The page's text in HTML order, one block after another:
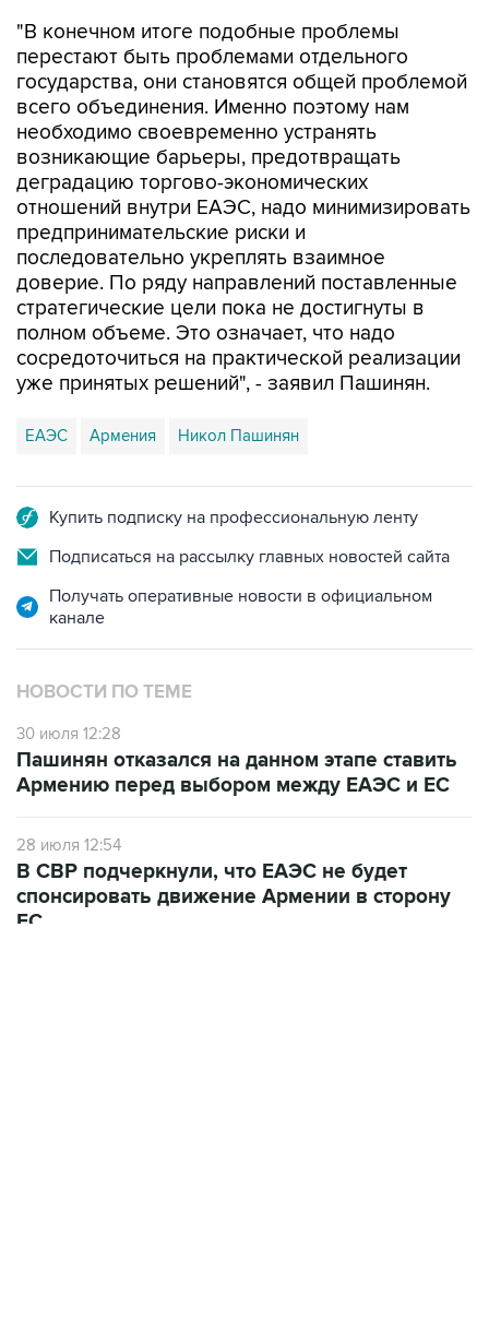
государства, они становятся общей проблемой
всего объединения. Именно поэтому нам
необходимо своевременно устранять
возникающие барьеры, предотвращать
деградацию торгово-экономических
отношений внутри ЕАЭС, надо минимизировать
предпринимательские риски и
последовательно укреплять взаимное
доверие. По ряду направлений поставленные
стратегические цели пока не достигнуты в
полном объеме. Это означает, что надо
сосредоточиться на практической реализации
уже принятых решений", - заявил Пашинян.
ЕАЭС Армения Никол Пашинян
Подписаться на рассылку главных новостей сайта
Получать оперативные новости в официальном
НОВОСТИ ПО ТЕМЕ
30 июля 12:28
Армению перед выбором между ЕАЭС и ЕС
28 июля 12:54
спонсировать движение Армении в сторону
ЕС